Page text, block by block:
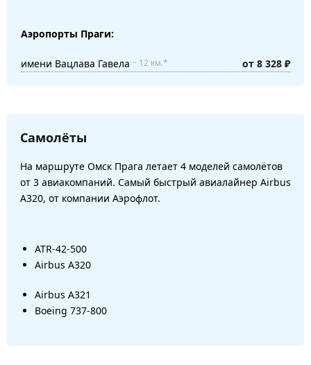
Аэропорты Праги:
имени Вацлава Гавела ~ 12 км.* от 8 328 ₽
Самолёты
На маршруте Омск Прага летает 4 моделей самолётов
от 3 авиакомпаний. Самый быстрый авиалайнер Airbus
A320, от компании Аэрофлот.
ATR-42-500
Airbus A320
Airbus A321
Boeing 737-800